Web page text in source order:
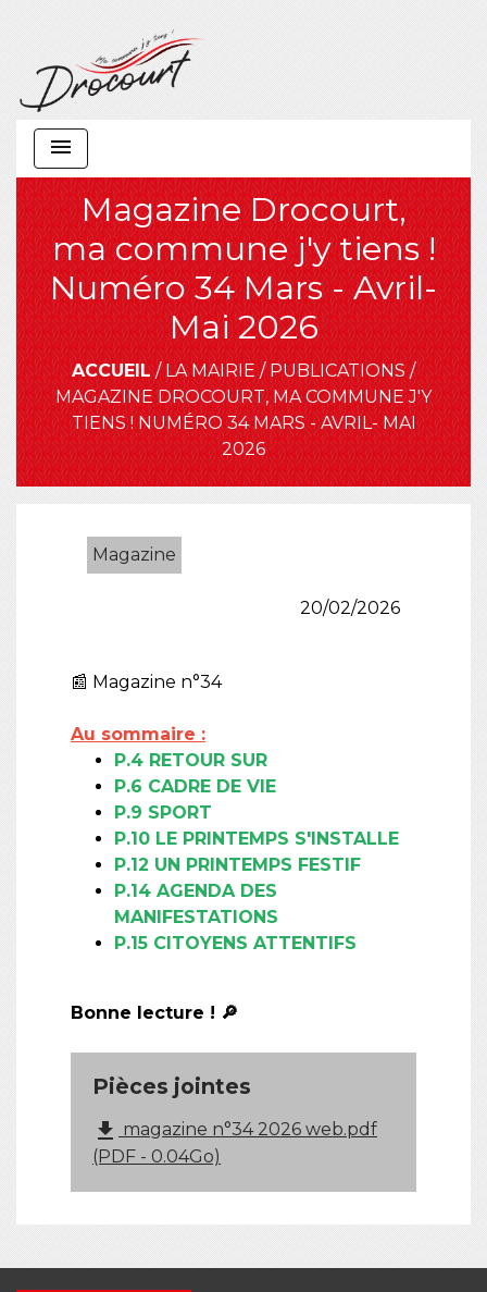
menu
Magazine Drocourt,
ma commune j'y tiens !
Numéro 34 Mars - Avril-
Mai 2026
ACCUEIL/LA MAIRIE/PUBLICATIONS/
MAGAZINE DROCOURT, MA COMMUNE J'Y
TIENS ! NUMÉRO 34 MARS - AVRIL- MAI
2026
Magazine
20/02/2026
📰 Magazine n°34
Au sommaire :
P.4 RETOUR SUR
P.6 CADRE DE VIE
P.9 SPORT
P.10 LE PRINTEMPS S'INSTALLE
P.12 UN PRINTEMPS FESTIF
P.14 AGENDA DES
MANIFESTATIONS
P.15 CITOYENS ATTENTIFS
Bonne lecture ! 🔎
Pièces jointes
file_download magazine n°34 2026 web.pdf
(PDF - 0.04Go)